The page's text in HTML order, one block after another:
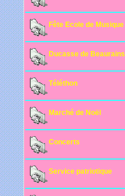
Fête Ecole de Musique
Ducasse de Beaurains
Téléthon
Marché de Noël
Concerts
Service patriotique